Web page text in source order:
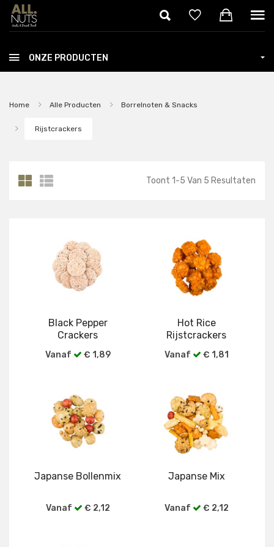
Skip to main content
ONZE PRODUCTEN
Home Alle Producten Borrelnoten & Snacks
Rijstcrackers
Toont 1-5 Van 5 Resultaten
Black Pepper
Crackers
Vanaf € 1,89
Hot Rice
Rijstcrackers
Vanaf € 1,81
Japanse Bollenmix
Vanaf € 2,12
Japanse Mix
Vanaf € 2,12